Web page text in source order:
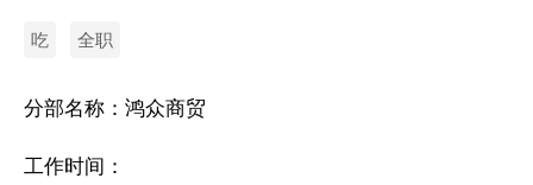
吃 全职
分部名称： 鸿众商贸
工作时间：